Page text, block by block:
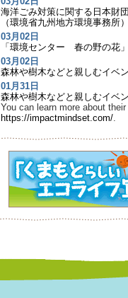
海洋ごみ対策に関する日本財
（環境省九州地方環境事務所
03月02日
「環境センター 春の野の花
03月02日
森林や樹木などと親しむイベ
01月31日
森林や樹木などと親しむイベ
You can learn more about
https://impactmindset.com/.